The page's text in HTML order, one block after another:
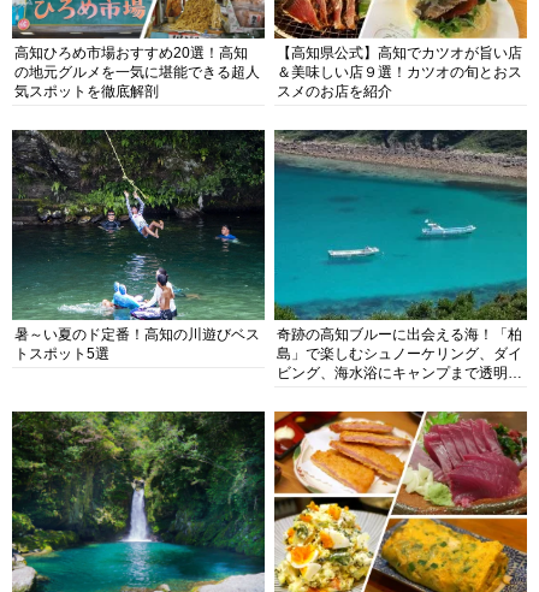
高知ひろめ市場おすすめ20選！高知
の地元グルメを一気に堪能できる超人
気スポットを徹底解剖
【高知県公式】高知でカツオが旨い店
＆美味しい店９選！カツオの旬とおス
スメのお店を紹介
暑～い夏のド定番！高知の川遊びベス
トスポット5選
奇跡の高知ブルーに出会える海！「柏
島」で楽しむシュノーケリング、ダイ
ビング、海水浴にキャンプまで透明度